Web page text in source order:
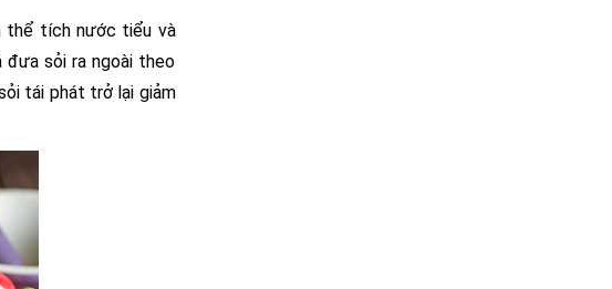
thể tích nước tiểu và
đưa sỏi ra ngoài theo
tái phát trở lại giảm